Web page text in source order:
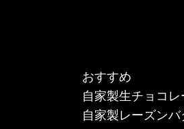
おすすめ
自家製生
自家製レ